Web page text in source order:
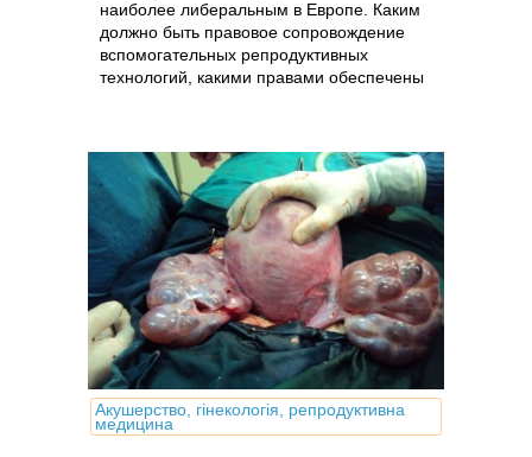
наиболее либеральным в Европе. Каким
должно быть правовое сопровождение
вспомогательных репродуктивных
технологий, какими правами обеспечены
Акушерство, гінекологія, репродуктивна
медицина